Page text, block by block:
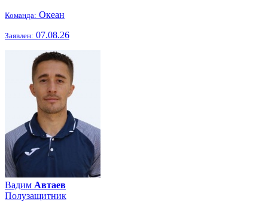
Команда: Океан
Заявлен: 07.08.26
Вадим Автаев
Полузащитник